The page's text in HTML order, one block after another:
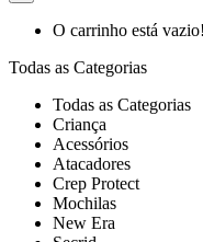
O carrinho está vazio!
Todas as Categorias
Todas as Categorias
Criança
Acessórios
Atacadores
Crep Protect
Mochilas
New Era